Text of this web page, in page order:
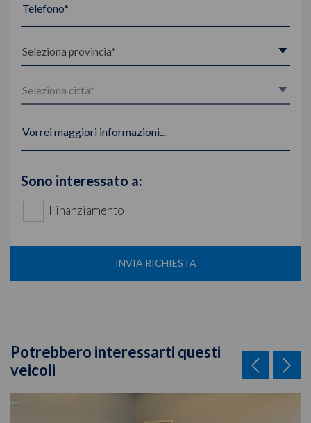
Telefono*
Vorrei maggiori informazioni...
Sono interessato a:
Finanziamento
INVIA RICHIESTA
Potrebbero interessarti questi
veicoli